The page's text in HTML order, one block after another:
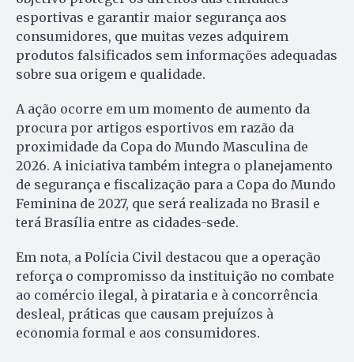
esportivas e garantir maior segurança aos
consumidores, que muitas vezes adquirem
produtos falsificados sem informações adequadas
sobre sua origem e qualidade.
A ação ocorre em um momento de aumento da
procura por artigos esportivos em razão da
proximidade da Copa do Mundo Masculina de
2026. A iniciativa também integra o planejamento
de segurança e fiscalização para a Copa do Mundo
Feminina de 2027, que será realizada no Brasil e
terá Brasília entre as cidades-sede.
Em nota, a Polícia Civil destacou que a operação
reforça o compromisso da instituição no combate
ao comércio ilegal, à pirataria e à concorrência
desleal, práticas que causam prejuízos à
economia formal e aos consumidores.